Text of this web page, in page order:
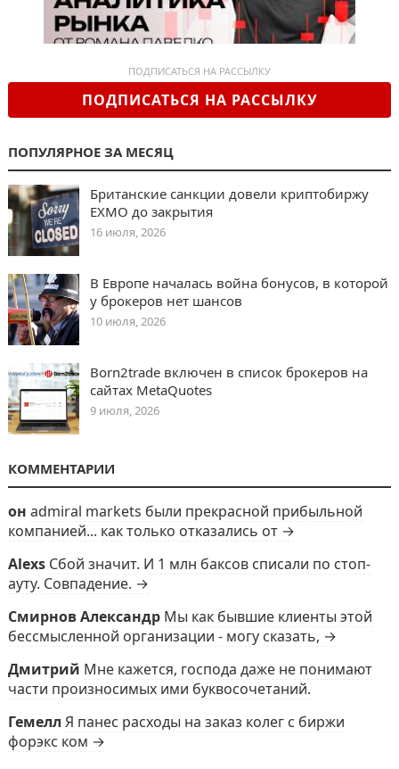
ПОДПИСАТЬСЯ НА РАССЫЛКУ
ПОДПИСАТЬСЯ НА РАССЫЛКУ
ПОПУЛЯРНОЕ ЗА МЕСЯЦ
Британские санкции довели криптобиржу
EXMO до закрытия
16 июля, 2026
В Европе началась война бонусов, в которой
у брокеров нет шансов
10 июля, 2026
Born2trade включен в список брокеров на
сайтах MetaQuotes
9 июля, 2026
КОММЕНТАРИИ
он admiral markets были прекрасной прибыльной
компанией... как только отказались от →
Alexs Сбой значит. И 1 млн баксов списали по стоп-
ауту. Совпадение. →
Смирнов Александр Мы как бывшие клиенты этой
бессмысленной организации - могу сказать, →
Дмитрий Мне кажется, господа даже не понимают
части произносимых ими буквосочетаний.
Гемелл Я панес расходы на заказ колег с биржи
форэкс ком →